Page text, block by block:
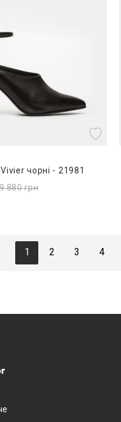
чорні - 21981
880грн
1 2 3 4